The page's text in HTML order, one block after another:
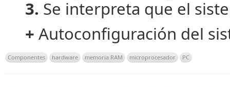
3. Se interpreta que el
+ Autoconfiguración del
Componentes hardware memoria RAM microprocesador PC